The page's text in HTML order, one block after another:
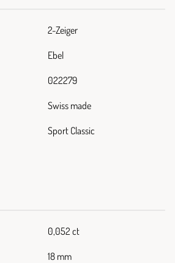
2-Zeiger
Ebel
022279
Swiss made
Sport Classic
0,052 ct
18 mm